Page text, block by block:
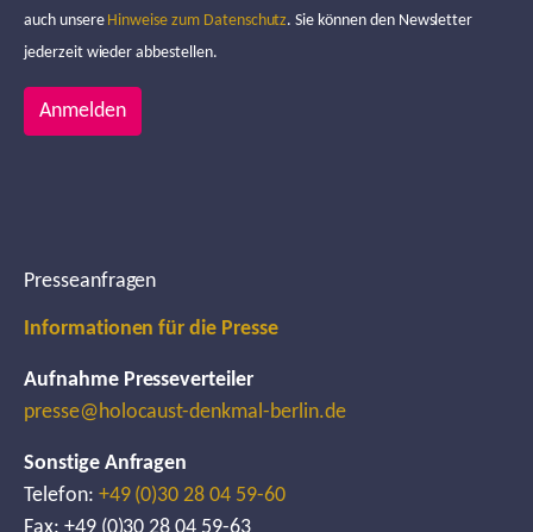
auch unsere Hinweise zum Datenschutz. Sie können den Newsletter
jederzeit wieder abbestellen.
Anmelden
Presseanfragen
Informationen für die Presse
Aufnahme Presseverteiler
presse@holocaust-denkmal-berlin.de
Sonstige Anfragen
Telefon: +49 (0)30 28 04 59-60